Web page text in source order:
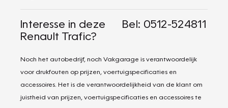
Interesse in deze
Renault Trafic?
Bel: 0512-524811
Noch het autobedrijf, noch Vakgarage is verantwoordelijk
voor drukfouten op prijzen, voertuigspecificaties en
accessoires. Het is de verantwoordelijkheid van de klant om
juistheid van prijzen, voertuigspecificaties en accessoires te